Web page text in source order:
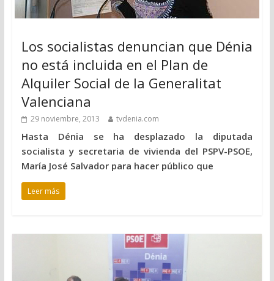
Los socialistas denuncian que Dénia
no está incluida en el Plan de
Alquiler Social de la Generalitat
Valenciana
29 noviembre, 2013 tvdenia.com
Hasta Dénia se ha desplazado la diputada
socialista y secretaria de vivienda del PSPV-PSOE,
María José Salvador para hacer público que
Leer más